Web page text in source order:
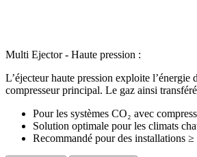
Multi Ejector - Haute pression :
L’éjecteur haute pression exploite
compresseur principal. Le gaz ainsi
Pour les systèmes CO₂ avec
Solution optimale pour les climats
Recommandé pour des installations